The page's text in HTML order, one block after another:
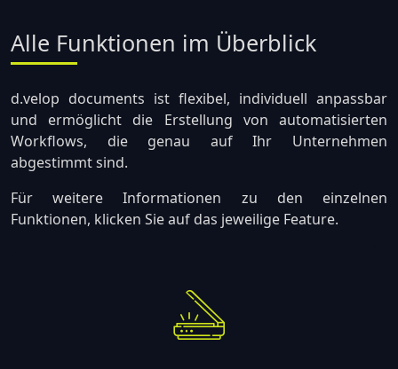
Alle Funktionen im Überblick
d.velop documents ist flexibel, individuell anpassbar
und ermöglicht die Erstellung von automatisierten
Workflows, die genau auf Ihr Unternehmen
abgestimmt sind.
Für weitere Informationen zu den einzelnen
Funktionen, klicken Sie auf das jeweilige Feature.